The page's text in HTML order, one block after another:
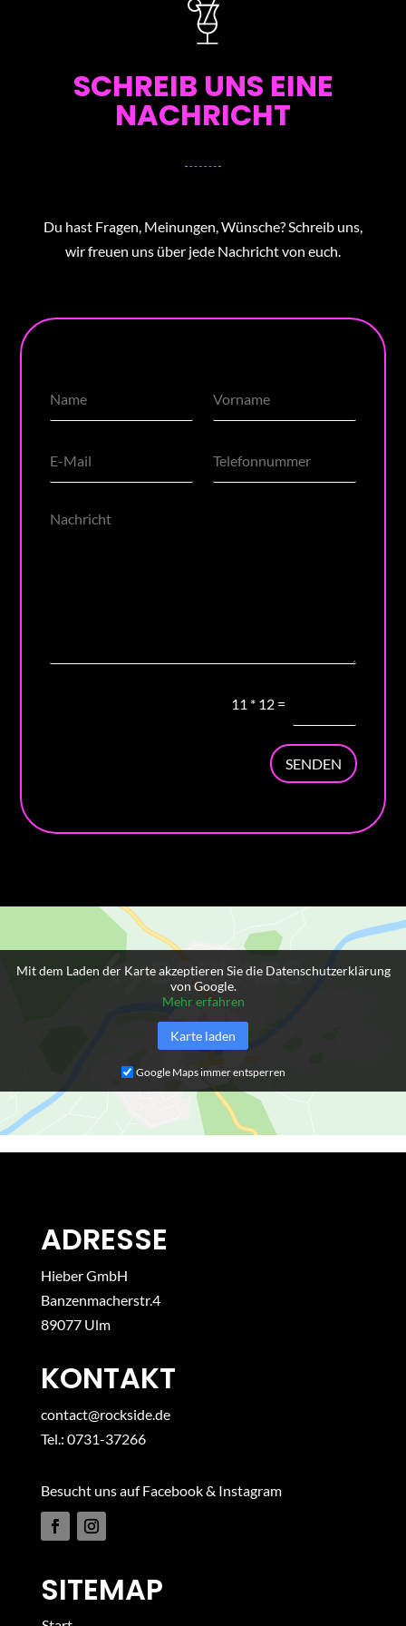
SCHREIB UNS EINE
NACHRICHT
Du hast Fragen, Meinungen, Wünsche? Schreib uns,
wir freuen uns über jede Nachricht von euch.
11 * 12 =
SENDEN
Mit dem Laden der Karte akzeptieren Sie die Datenschutzerklärung
von Google.
Mehr erfahren
Karte laden
Google Maps immer entsperren
ADRESSE
Hieber GmbH
Banzenmacherstr.4
89077 Ulm
KONTAKT
contact@rockside.de
Tel.: 0731-37266
Besucht uns auf Facebook & Instagram
SITEMAP